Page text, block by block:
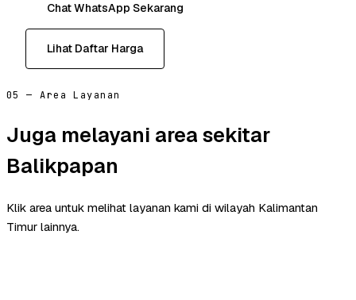
Chat WhatsApp Sekarang
Lihat Daftar Harga
05 — Area Layanan
Juga melayani area sekitar
Balikpapan
Klik area untuk melihat layanan kami di wilayah Kalimantan
Timur lainnya.